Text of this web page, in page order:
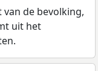
de bevolking,
uit het